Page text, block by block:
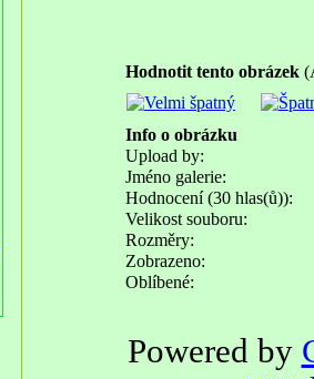
Hodnotit tento obrázek
Info o obrázku
Upload by:
Jméno galerie:
Hodnocení (30 hlas(ů)):
Velikost souboru:
Rozměry:
Zobrazeno:
Oblíbené:
Powered by